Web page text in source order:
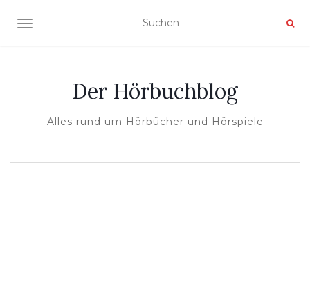
NAVIGATION UMSCHALTEN
Der Hörbuchblog
Alles rund um Hörbücher und Hörspiele